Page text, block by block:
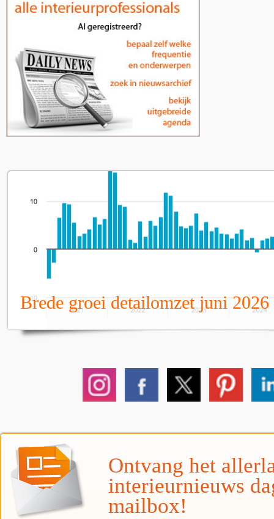
Brede groei detailomzet juni 2026
Ontvang het
interieurnieuws
mailbox!